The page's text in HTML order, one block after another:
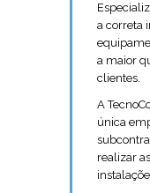
a correta
a maior
clientes.
A
única
realizar